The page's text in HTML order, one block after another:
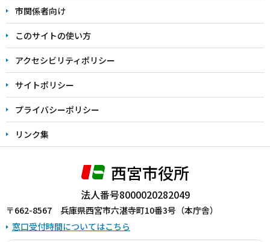
こ
ま
で
市関係者向け
このサイトの使い方
アクセシビリティポリシー
サイトポリシー
プライバシーポリシー
リンク集
西宮市役所
法人番号8000020282049
〒662-8567 兵庫県西宮市六湛寺町10番3号（本庁舎）
窓口受付時間についてはこちら